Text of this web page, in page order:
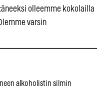
olleemme kokolailla
varsin
alkoholistin silmin